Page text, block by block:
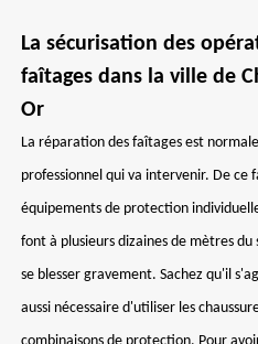
La sécurisation des
faîtages dans la ville de
Or
La réparation des faîtages est
professionnel qui va intervenir. De ce
équipements de protection
font à plusieurs dizaines de mètres
se blesser gravement. Sachez qu'il
aussi nécessaire d'utiliser les